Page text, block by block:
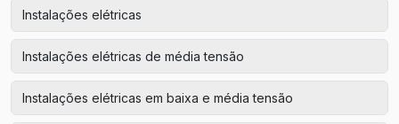
Instalações elétricas
Instalações elétricas de média tensão
Instalações elétricas em baixa e média tensão